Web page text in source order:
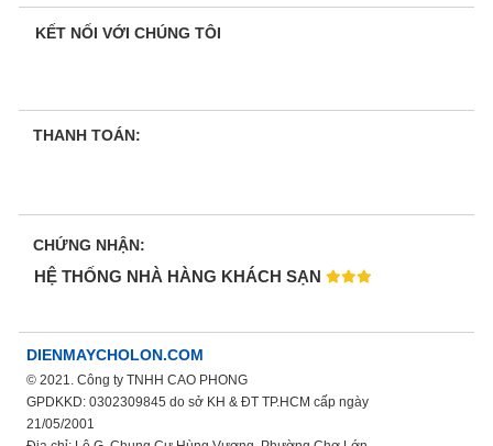
HỆ THỐNG NHÀ HÀNG KHÁCH SẠN
KẾT NỐI VỚI CHÚNG TÔI
THANH TOÁN:
CHỨNG NHẬN:
DIENMAYCHOLON.COM
© 2021. Công ty TNHH CAO PHONG
GPDKKD: 0302309845 do sở KH & ĐT TP.HCM cấp ngày
21/05/2001